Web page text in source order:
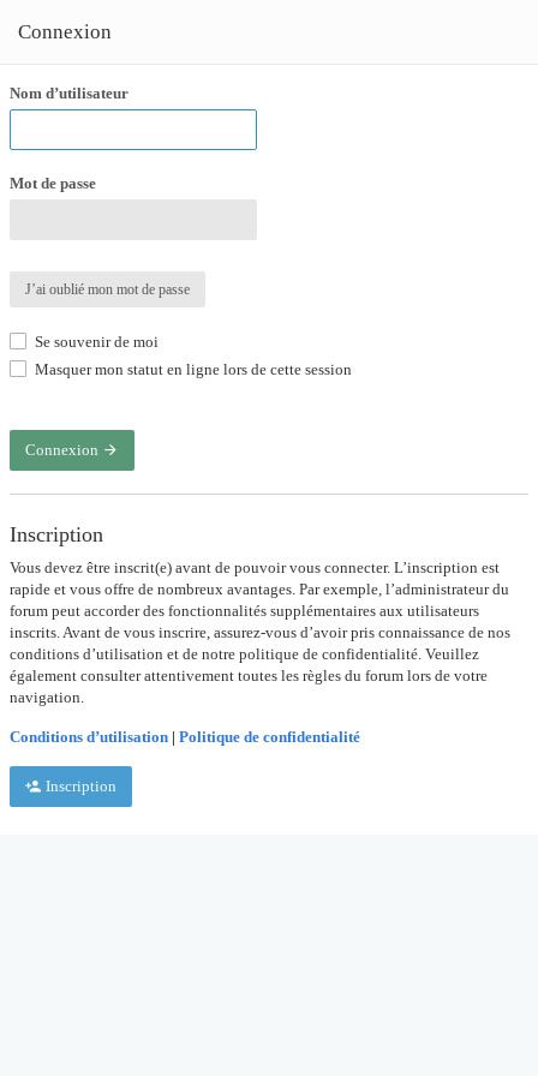
Connexion
Nom d’utilisateur
Mot de passe
J’ai oublié mon mot de passe
Se souvenir de moi
Masquer mon statut en ligne lors de cette session
Connexion
Inscription
Vous devez être inscrit(e) avant de pouvoir vous connecter. L’inscription est
rapide et vous offre de nombreux avantages. Par exemple, l’administrateur du
forum peut accorder des fonctionnalités supplémentaires aux utilisateurs
inscrits. Avant de vous inscrire, assurez-vous d’avoir pris connaissance de nos
conditions d’utilisation et de notre politique de confidentialité. Veuillez
également consulter attentivement toutes les règles du forum lors de votre
navigation.
Conditions d’utilisation | Politique de confidentialité
Inscription